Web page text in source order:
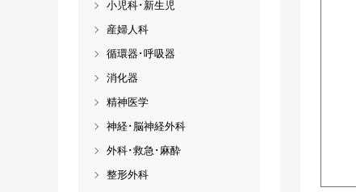
小児科･新生児
産婦人科
循環器･呼吸器
消化器
精神医学
神経･脳神経外科
外科･救急･麻酔
整形外科